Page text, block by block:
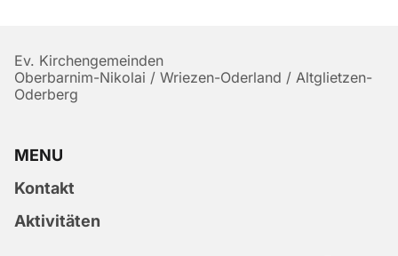
Ev. Kirchengemeinden
Oberbarnim-Nikolai / Wriezen-Oderland / Altglietzen-
Oderberg
MENU
Kontakt
Aktivitäten